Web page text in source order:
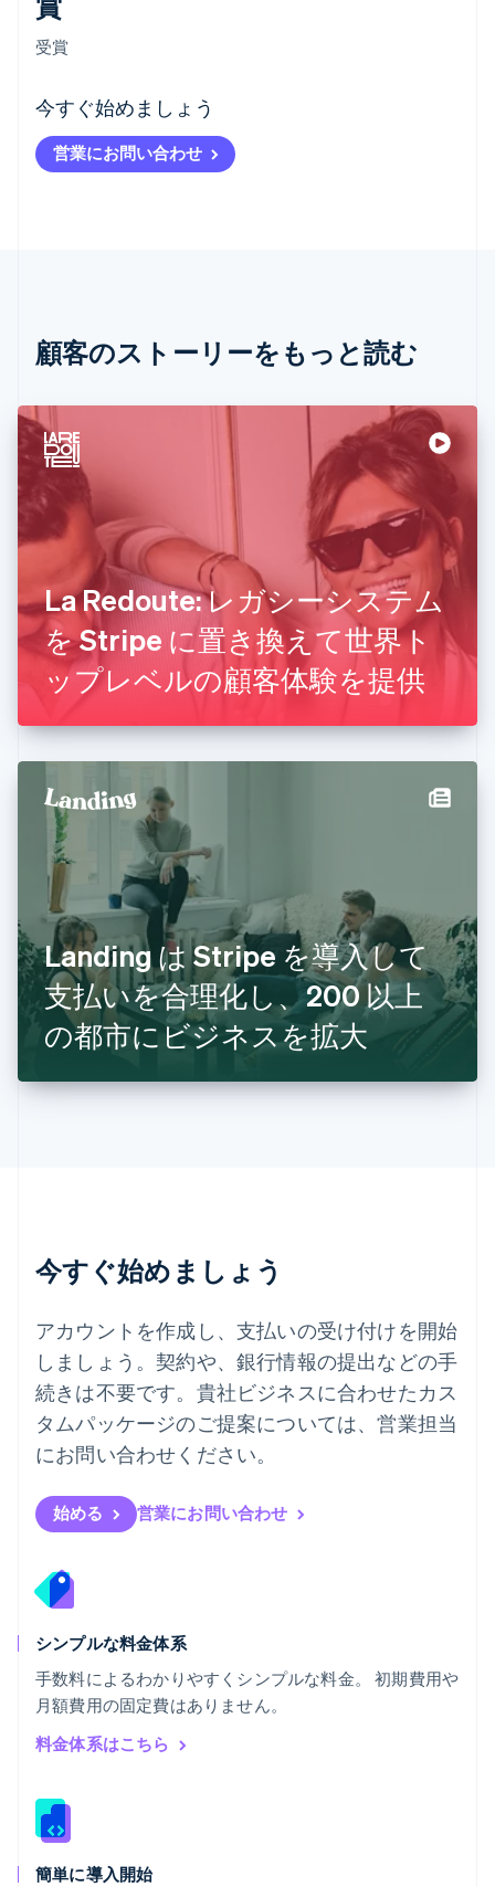
受賞
今すぐ始めましょう
営業にお問い合わせ
顧客のストーリーをもっと読む
La Redoute: レガシーシステム
を Stripe に置き換えて世界ト
ップレベルの顧客体験を提供
Landing は Stripe を導入して
支払いを合理化し、200 以上
の都市にビジネスを拡大
今すぐ始めましょう
アカウントを作成し、支払いの受け付けを開始
しましょう。契約や、銀行情報の提出などの手
続きは不要です。貴社ビジネスに合わせたカス
タムパッケージのご提案については、営業担当
にお問い合わせください。
始める 営業にお問い合わせ
シンプルな料金体系
手数料によるわかりやすくシンプルな料金。 初期費用や
月額費用の固定費はありません。
料金体系はこちら
簡単に導入開始
アイルランド
English
アメリカ
EnglishEspañol简体中文
English
エストニア
オーストラリア
English
オーストリア
Deutsch
オランダ
Nederlands
カナダ
English Français
キプロス
English
ギリシア
English
クロアチア
ジブラルタル
English 简体中文
スイス
Français Italiano
スウェーデン
Svenska English
スペイン
Español English
スロバキア
English
スロベニア
EnglishItaliano
タイ
ไทย English
チェコ共和国
ノルウェー
English
English
フィンランド
English Svenska
ブラジル
PortuguêsEnglish
フランス
Français English
English
ベルギー
ポーランド
English
PortuguêsEnglish
English
マレーシア
English简体中文
メキシコ
ラトビア
リトアニア
English